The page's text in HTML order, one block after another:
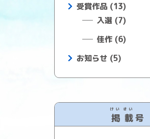
受賞作品 (13)
入選 (7)
佳作 (6)
お知らせ (5)
掲
けい
載
さい
号